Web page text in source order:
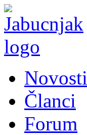
Novosti
Članci
Forum